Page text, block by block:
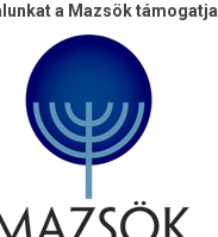
a Mazsök támogatja